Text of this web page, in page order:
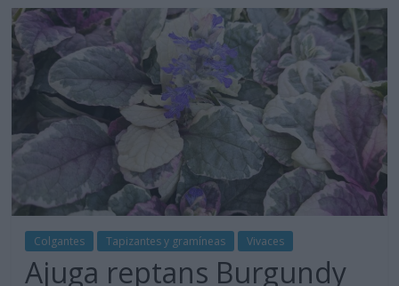
Colgantes Tapizantes y gramíneas Vivaces
Ajuga reptans Burgundy